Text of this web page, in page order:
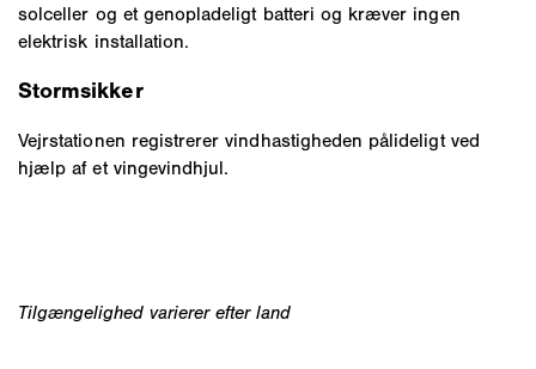
solceller og et genopladeligt batteri og kræver ingen
elektrisk installation.
Stormsikker
Vejrstationen registrerer vindhastigheden pålideligt ved
hjælp af et vingevindhjul.